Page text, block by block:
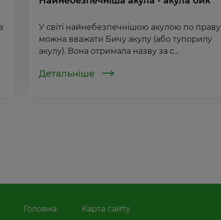
У світі найнебезпечнішою акулою по праву
можна вважати Бичу акулу (або тупорилу
акулу). Вона отримала назву за с...
Детальніше
Головна Карта сайту